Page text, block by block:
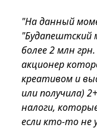
"На данный
"Будапештский
более 2 млн
акционер
креативом и
или получила)
налоги,
если кто-то не